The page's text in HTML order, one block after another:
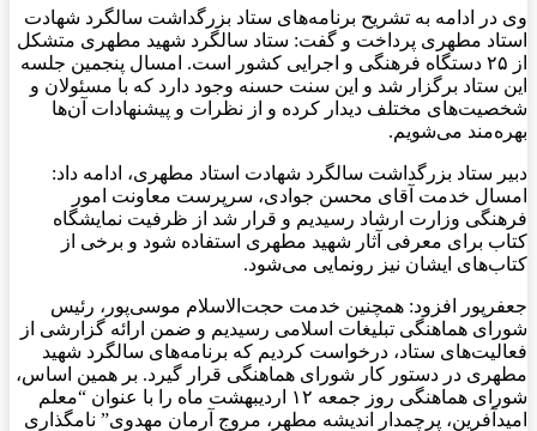
وی در ادامه به تشریح برنامه‌های ستاد بزرگداشت سالگرد شهادت
استاد مطهری پرداخت و گفت: ستاد سالگرد شهید مطهری متشکل
از ۲۵ دستگاه فرهنگی و اجرایی کشور است. امسال پنجمین جلسه
این ستاد برگزار شد و این سنت حسنه وجود دارد که با مسئولان و
شخصیت‌های مختلف دیدار کرده و از نظرات و پیشنهادات آن‌ها
بهره‌مند می‌شویم.
دبیر ستاد بزرگداشت سالگرد شهادت استاد مطهری، ادامه‌ داد:
امسال خدمت آقای محسن جوادی، سرپرست معاونت امور
فرهنگی وزارت ارشاد رسیدیم و قرار شد از ظرفیت نمایشگاه
کتاب برای معرفی آثار شهید مطهری استفاده شود و برخی از
کتاب‌های ایشان نیز رونمایی می‌شود.
جعفرپور افزود: همچنین خدمت حجت‌الاسلام موسی‌پور، رئیس
شورای هماهنگی تبلیغات اسلامی رسیدیم و ضمن ارائه گزارشی از
فعالیت‌های ستاد، درخواست کردیم که برنامه‌های سالگرد شهید
مطهری در دستور کار شورای هماهنگی قرار گیرد. بر همین اساس،
شورای هماهنگی روز جمعه ۱۲ اردیبهشت ماه را با عنوان “معلم
امیدآفرین، پرچمدار اندیشه مطهر، مروج آرمان مهدوی” نامگذاری